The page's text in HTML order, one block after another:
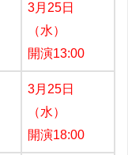
3月25日
（水）
開演13:00
3月25日
（水）
開演18:00